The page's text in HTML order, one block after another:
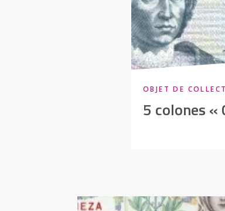
OBJET DE
5 colones «